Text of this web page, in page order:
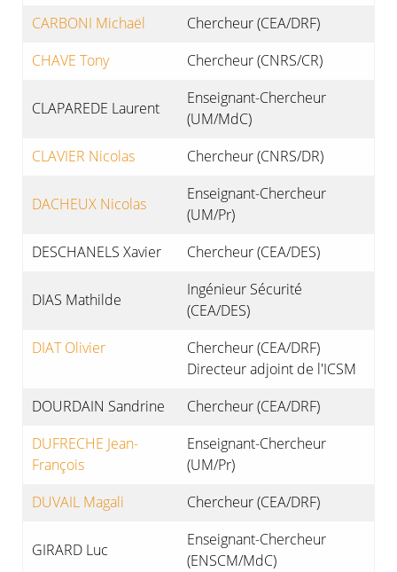
CARBONI Michaël
Chercheur (CEA/DRF)
CHAVE Tony
Chercheur (CNRS/CR)
CLAPAREDE Laurent
Enseignant-Chercheur
(UM/MdC)
CLAVIER Nicolas
Chercheur (CNRS/DR)
DACHEUX Nicolas
Enseignant-Chercheur
(UM/Pr)
DESCHANELS Xavier
Chercheur (CEA/DES)
DIAS Mathilde
Ingénieur Sécurité
(CEA/DES)
DIAT Olivier
Chercheur (CEA/DRF)
Directeur adjoint de l'ICSM
DOURDAIN Sandrine
Chercheur (CEA/DRF)
DUFRECHE Jean-
François
Enseignant-Chercheur
(UM/Pr)
DUVAIL Magali
Chercheur (CEA/DRF)
GIRARD Luc
Enseignant-Chercheur
(ENSCM/MdC)